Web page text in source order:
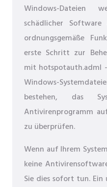
Windows-Dateien
schädlicher
ordnungsgemäße
erste Schritt zur
mit hotspotauth.adml
Windows-
bestehen, das
Antivirenprogramm
zu überprüfen.
Wenn auf Ihrem
keine
Sie dies sofort tun. Ein